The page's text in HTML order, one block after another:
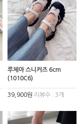
루체아 스니커즈 6cm
(1010C6)
39,900원 리뷰수 : 3개